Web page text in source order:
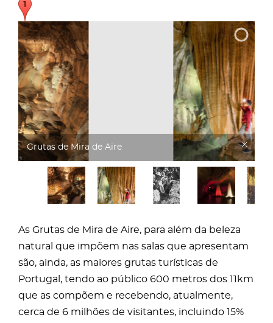
Grutas de Mira de Aire
As Grutas de Mira de Aire, para além da beleza
natural que impõem nas salas que apresentam
são, ainda, as maiores grutas turísticas de
Portugal, tendo ao público 600 metros dos 11km
que as compõem e recebendo, atualmente,
cerca de 6 milhões de visitantes, incluindo 15%